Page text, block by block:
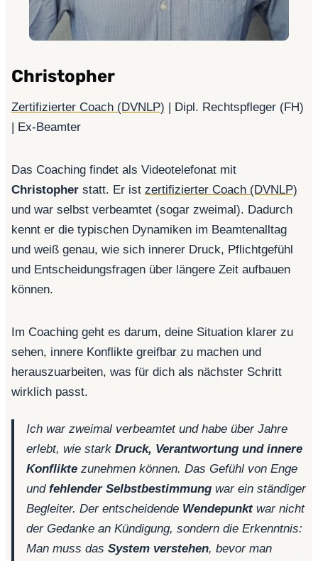
Christopher
Zertifizierter Coach (DVNLP) | Dipl. Rechtspfleger (FH)
| Ex-Beamter
Das Coaching findet als Videotelefonat mit
Christopher statt. Er ist zertifizierter Coach (DVNLP)
und war selbst verbeamtet (sogar zweimal). Dadurch
kennt er die typischen Dynamiken im Beamtenalltag
und weiß genau, wie sich innerer Druck, Pflichtgefühl
und Entscheidungsfragen über längere Zeit aufbauen
können.
Im Coaching geht es darum, deine Situation klarer zu
sehen, innere Konflikte greifbar zu machen und
herauszuarbeiten, was für dich als nächster Schritt
wirklich passt.
Ich war zweimal verbeamtet und habe über Jahre
erlebt, wie stark Druck, Verantwortung und innere
Konflikte zunehmen können. Das Gefühl von Enge
und fehlender Selbstbestimmung war ein ständiger
Begleiter. Der entscheidende Wendepunktwar nicht
der Gedanke an Kündigung, sondern die Erkenntnis:
Man muss das System verstehen, bevor man